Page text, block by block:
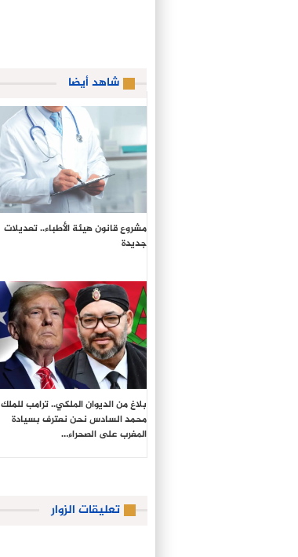
شاهد أيضا
مشروع قانون هيئة الأطباء.. تعديلات
جديدة
بلاغ من الديوان الملكي.. ترامب للملك
محمد السادس نحن نعترف بسيادة
المغرب على الصحراء…
تعليقات الزوار